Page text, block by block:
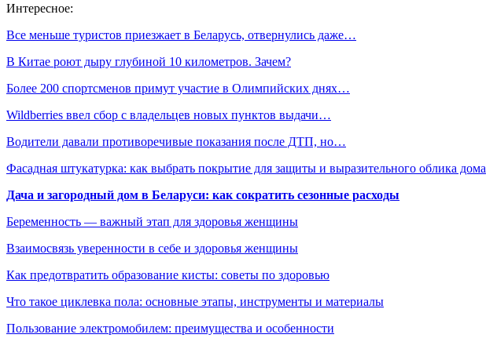
Интересное:
Все меньше туристов приезжает в Беларусь, отвернулись даже…
В Китае роют дыру глубиной 10 километров. Зачем?
Более 200 спортсменов примут участие в Олимпийских днях…
Wildberries ввел сбор с владельцев новых пунктов выдачи…
Водители давали противоречивые показания после ДТП, но…
Фасадная штукатурка: как выбрать покрытие для защиты и выразительного облика дома
Дача и загородный дом в Беларуси: как сократить сезонные расходы
Беременность — важный этап для здоровья женщины
Взаимосвязь уверенности в себе и здоровья женщины
Как предотвратить образование кисты: советы по здоровью
Что такое циклевка пола: основные этапы, инструменты и материалы
Пользование электромобилем: преимущества и особенности